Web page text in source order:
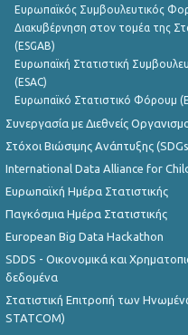
Ευρωπαϊκός Συμβουλευτικός
Διακυβέρνηση στον τομέα της
(ESGAB)
Ευρωπαϊκή Στατιστική
(ESAC)
Ευρωπαϊκό Στατιστικό Φόρουμ
Συνεργασία με Διεθνείς
Στόχοι Βιώσιμης Ανάπτυξης
International Data Alliance for
Ευρωπαϊκή Ημέρα Στατιστικής
Παγκόσμια Ημέρα Στατιστικής
European Big Data Hackathon
SDDS - Οικονομικά και
δεδομένα
Στατιστική Επιτροπή των
STATCOM)